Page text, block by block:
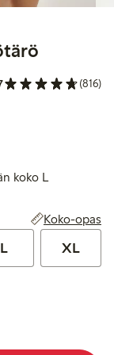
(816)
koko L
Koko-opas
L XL